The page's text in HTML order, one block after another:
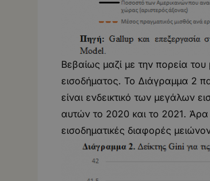
Βεβαίως μαζί με την πορεία
εισοδήματος. Το Διάγραμμα 2
είναι ενδεικτικό των μεγάλων
αυτών το 2020 και το 2021. Άρα
εισοδηματικές διαφορές